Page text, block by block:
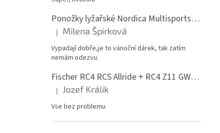
Ponožky lyžařské Nordica Multisports Winter dvojbalení
Hodnocení produktu je 5 z 5 hvězdiček.
| Milena Špirková
Vypadají dobře,je to vánoční dárek, tak zatím
nemám odezvu.
Fischer RC4 RCS Allride + RC4 Z11 GW PR
Hodnocení produktu je 5 z 5 hvězdiček.
| Jozef Králik
Vse bez problemu